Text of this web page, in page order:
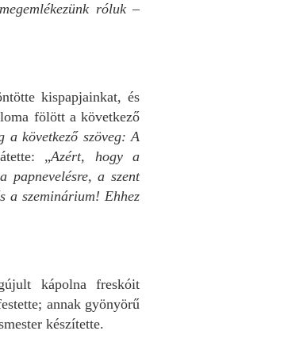
róluk–
kispapjainkat, és
fölött a következő
következő szöveg: A
„Azért, hogy a
papnevelésre, a szent
a szeminárium! Ehhez
kápolna freskóit
annak gyönyörű
készítette.